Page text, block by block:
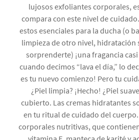
lujosos exfoliantes corporales,
compara con este nivel de
estos esenciales para la ducha (o
limpieza de otro nivel, hidratación
sorprenderte) ¡una fragancia
cuando decimos “lava el día,” lo
es tu nuevo comienzo! Pero tu
¿Piel limpia? ¡Hecho! ¿Piel
cubierto. Las cremas hidratantes
en tu ritual de cuidado del
corporales nutritivas, que